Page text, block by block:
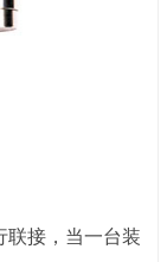
接，当一台装